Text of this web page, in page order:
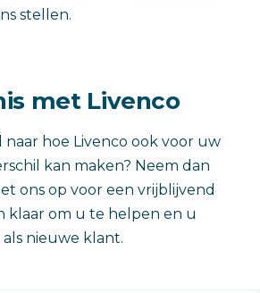
stellen.
met Livenco
hoe Livenco ook voor uw
kan maken? Neem dan
ons op voor een vrijblijvend
klaar om u te helpen en u
nieuwe klant.